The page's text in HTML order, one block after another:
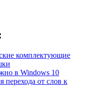
комплектующие
в Windows 10
от слов к